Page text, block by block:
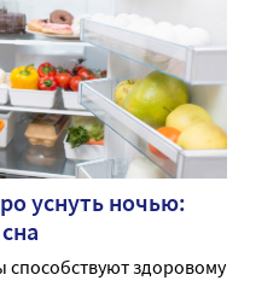
уснуть ночью:
способствуют здоровому